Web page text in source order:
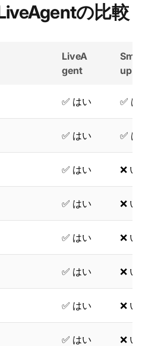
の比較
LiveA
gent
upp
✅ はい ✅
✅ はい ✅
✅ はい ❌
✅ はい ❌
✅ はい ❌
✅ はい ❌
✅ はい ❌
✅ はい ❌